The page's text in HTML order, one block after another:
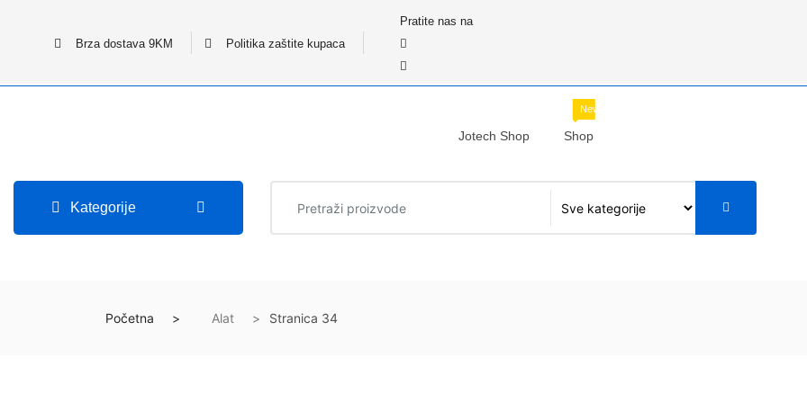
Brza dostava 9KM Politika zaštite kupaca
Pratite nas na
Jotech Shop
New
Shop
Kategorije
Početna Alat Stranica 34